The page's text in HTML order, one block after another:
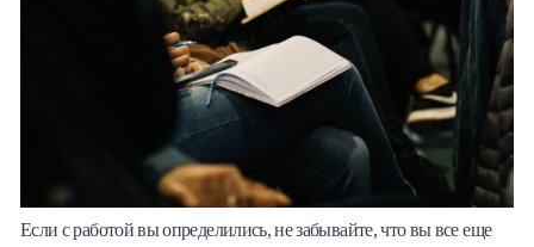
Если с работой вы определились, не забывайте, что вы все еще